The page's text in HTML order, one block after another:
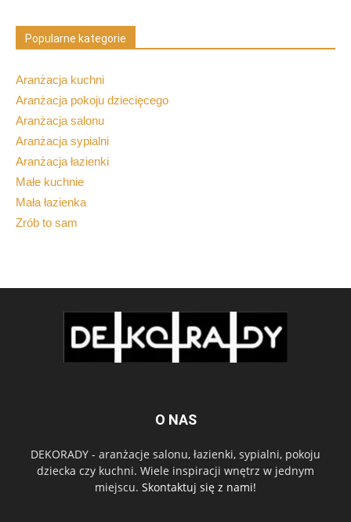
Popularne kategorie
Aranżacja kuchni
Aranżacja pokoju dziecięcego
Aranżacja salonu
Aranżacja sypialni
Aranżacja łazienki
Małe kuchnie
Mała łazienka
Zrób to sam
O NAS
DEKORADY - aranżacje salonu, łazienki, sypialni, pokoju
dziecka czy kuchni. Wiele inspiracji wnętrz w jednym
miejscu. Skontaktuj się z nami!